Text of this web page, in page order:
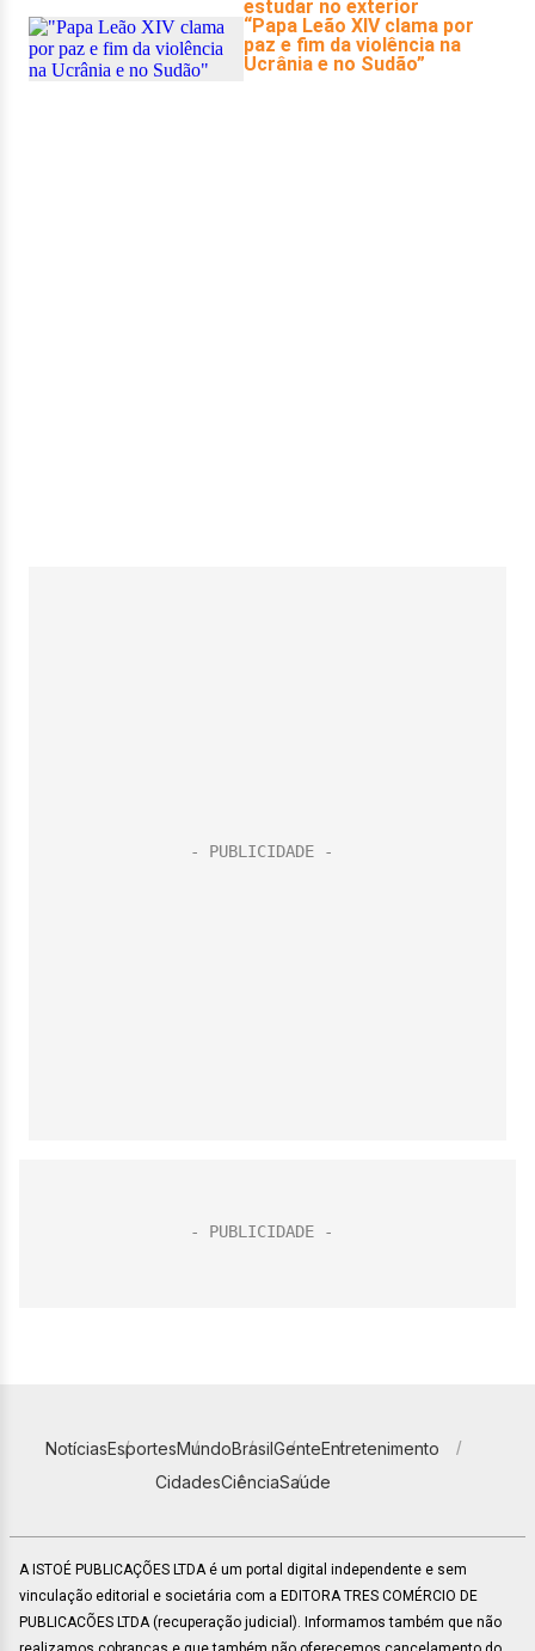
NotíciasEsportesMundoBrasilGenteEntretenimento
CidadesCiênciaSaúde
A ISTOÉ PUBLICAÇÕES LTDA é um portal digital independente e sem
vinculação editorial e societária com a EDITORA TRES COMÉRCIO DE
PUBLICACÕES LTDA (recuperação judicial). Informamos também que não